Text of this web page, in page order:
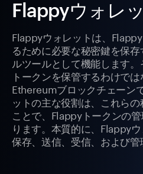
Flappyウォレ
Flappyウォレットは、
るために必要な秘密鍵を保
ルツールとして機能します
トークンを保管するわけで
Ethereumブロックチェーン
ットの主な役割は、これら
ことで、Flappyトークンの
ります。本質的に、Flappy
保存、送信、受信、および管